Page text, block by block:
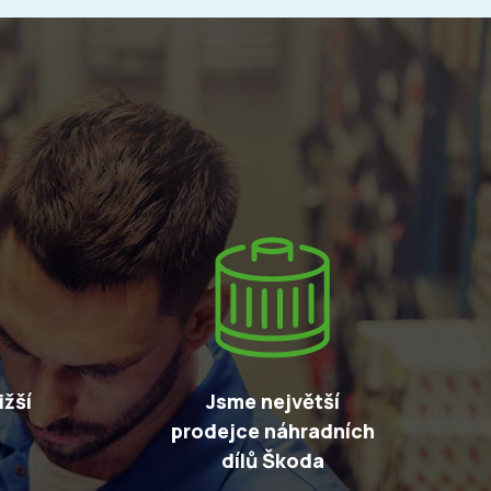
Jsme největší
prodejce náhradních
dílů Škoda